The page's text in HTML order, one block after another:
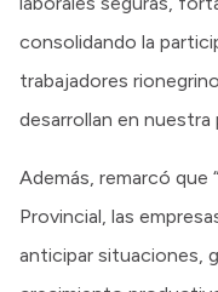
consolidando la
trabajadores
desarrollan en nuestra
Además, remarcó que
Provincial, las
anticipar situaciones,